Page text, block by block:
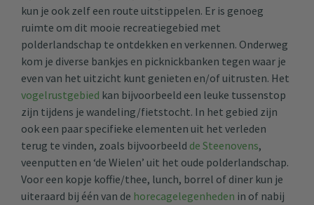
kun je ook zelf een route uitstippelen. Er is genoeg
ruimte om dit mooie recreatiegebied met
polderlandschap te ontdekken en verkennen. Onderweg
kom je diverse bankjes en picknickbanken tegen waar je
even van het uitzicht kunt genieten en/of uitrusten. Het
vogelrustgebied kan bijvoorbeeld een leuke tussenstop
zijn tijdens je wandeling/fietstocht. In het gebied zijn
ook een paar specifieke elementen uit het verleden
terug te vinden, zoals bijvoorbeeld de Steenovens,
veenputten en ‘de Wielen’ uit het oude polderlandschap.
Voor een kopje koffie/thee, lunch, borrel of diner kun je
uiteraard bij één van de horecagelegenheden in of nabij